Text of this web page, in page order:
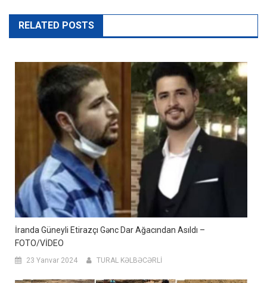
RELATED POSTS
İranda Güneyli Etirazçı Gənc Dar Ağacından Asıldı –
FOTO/VİDEO
23 Yanvar 2024 TURAL KƏLBƏCƏRLİ